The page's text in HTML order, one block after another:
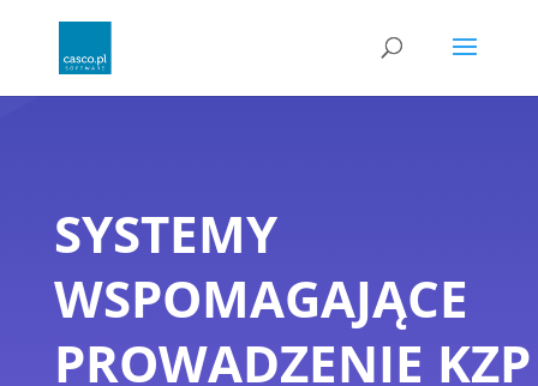
SYSTEMY
WSPOMAGAJĄCE
PROWADZENIE KZP